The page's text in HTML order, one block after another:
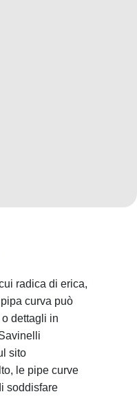
radica di erica,
curva può
dettagli in
sito
le pipe curve
soddisfare